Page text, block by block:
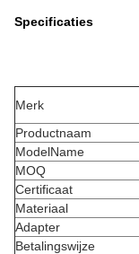
Specificaties
Merk
Productnaam
ModelName
MOQ
Certificaat
Materiaal
Adapter
Betalingswijze